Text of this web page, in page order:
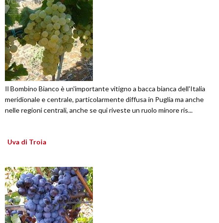
Il Bombino Bianco è un'importante vitigno a bacca bianca dell'Italia
meridionale e centrale, particolarmente diffusa in Puglia ma anche
nelle regioni centrali, anche se qui riveste un ruolo minore ris...
Uva di Troia